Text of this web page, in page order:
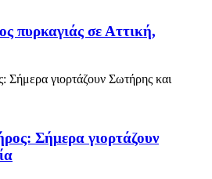
πυρκαγιάς σε Αττική,
Σήμερα γιορτάζουν